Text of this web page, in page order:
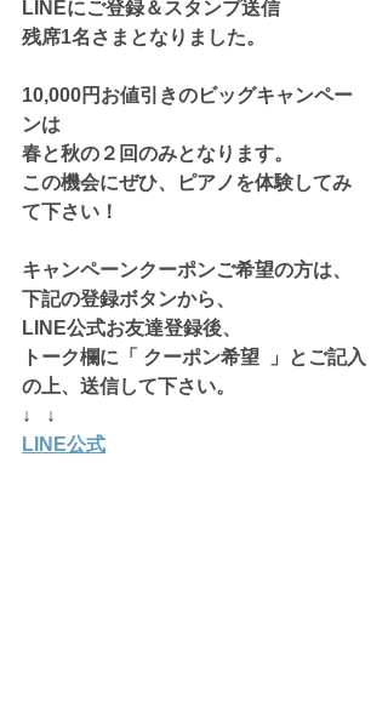
LINEにご登録＆スタンプ送信
残席1名さまとなりました。
10,000円お値引きのビッグキャンペー
ンは
春と秋の２回のみとなります。
この機会にぜひ、ピアノを体験してみ
て下さい！
キャンペーンクーポンご希望の方は、
下記の登録ボタンから、
LINE公式お友達登録後、
トーク欄に「 クーポン希望  」とご記入
の上、送信して下さい。
↓   ↓
LINE公式